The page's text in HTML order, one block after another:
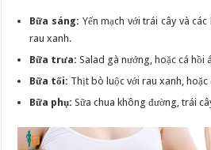
Bữa sáng: Yến mạch với trái cây và
rau xanh.
Bữa trưa: Salad gà nướng, hoặc cá hồi
Bữa tối: Thịt bò luộc với rau xanh,
Bữa phụ: Sữa chua không đường, trái